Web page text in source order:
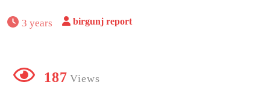
3 years birgunj report
187 Views